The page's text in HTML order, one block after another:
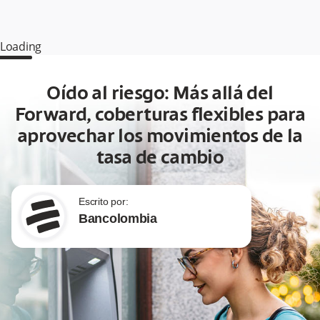
Loading
Oído al riesgo: Más allá del
Forward, coberturas flexibles para
aprovechar los movimientos de la
tasa de cambio
Escrito por:
Bancolombia